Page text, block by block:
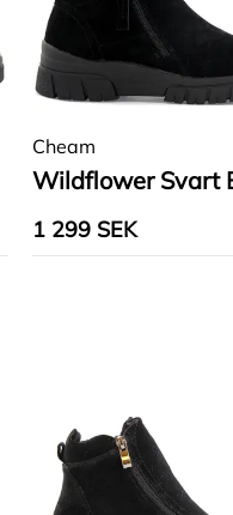
Cheam
Wildflower Svart
1 299 SEK